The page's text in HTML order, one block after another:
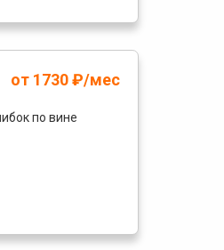
от 1730 ₽/мес
по вине